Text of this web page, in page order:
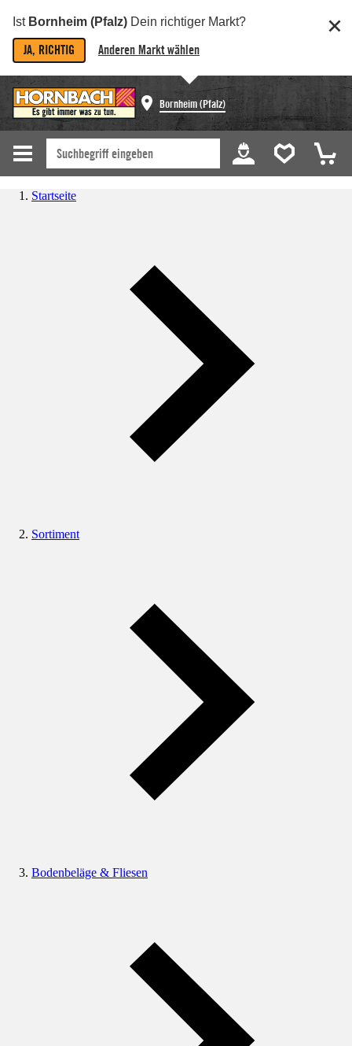
Ist Bornheim (Pfalz) Dein richtiger Markt?
JA, RICHTIG Anderen Markt wählen
Bornheim (Pfalz)
Startseite
Sortiment
Bodenbeläge & Fliesen